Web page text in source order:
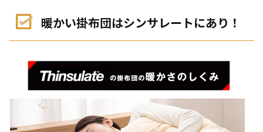
暖かい掛布団はシンサレートにあり！